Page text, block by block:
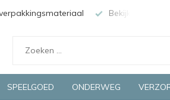
Bekijk de
SPEELGOED ONDERWEG